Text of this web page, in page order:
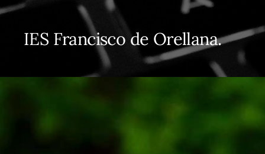
IES Francisco de Orellana.
2020/2021